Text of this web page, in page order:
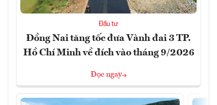
Đầu tư
Đồng Nai tăng tốc đưa Vành đai 3 TP.
Hồ Chí Minh về đích vào tháng 9/2026
Đọc ngay